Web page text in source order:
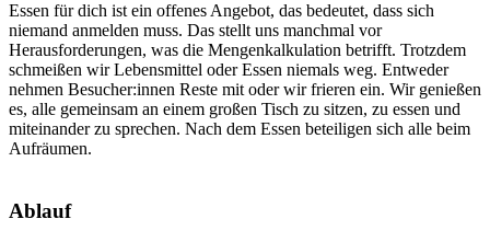
Essen für dich ist ein offenes Angebot, das bedeutet, dass sich
niemand anmelden muss. Das stellt uns manchmal vor
Herausforderungen, was die Mengenkalkulation betrifft. Trotzdem
schmeißen wir Lebensmittel oder Essen niemals weg. Entweder
nehmen Besucher:innen Reste mit oder wir frieren ein. Wir genießen
es, alle gemeinsam an einem großen Tisch zu sitzen, zu essen und
miteinander zu sprechen. Nach dem Essen beteiligen sich alle beim
Aufräumen.
Ablauf